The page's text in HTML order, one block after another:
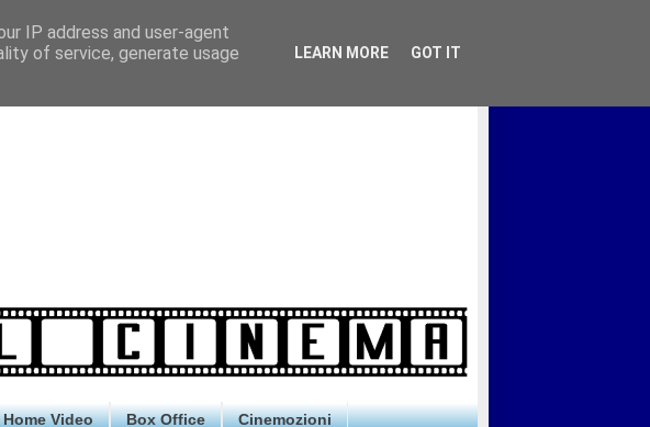
Home Video Box Office Cinemozioni
IP address and user-agent
of service, generate usage
LEARN MORE GOT IT